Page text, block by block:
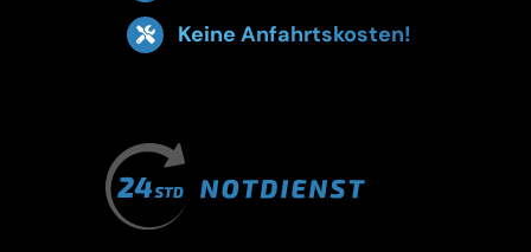
Keine Anfahrtskosten!